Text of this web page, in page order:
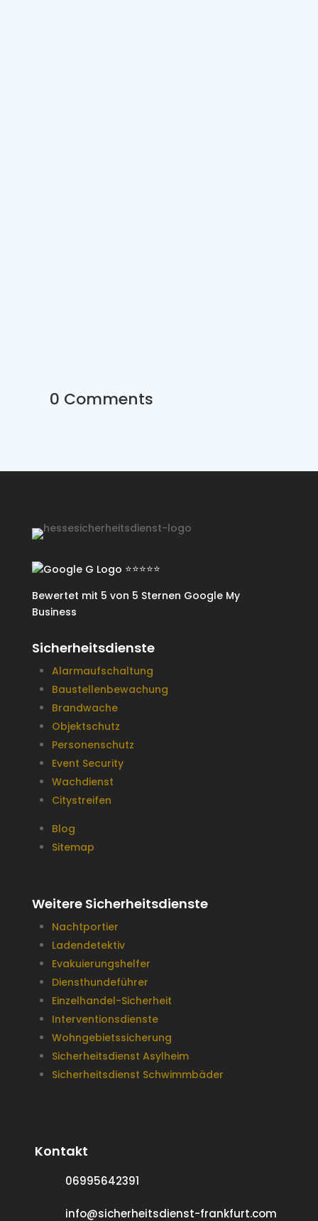
0 Comments
⭐⭐⭐⭐⭐
Bewertet mit 5 von 5 Sternen Google My
Business
Sicherheitsdienste
Alarmaufschaltung
Baustellenbewachung
Brandwache
Objektschutz
Personenschutz
Event Security
Wachdienst
Citystreifen
Blog
Sitemap
Weitere Sicherheitsdienste
Nachtportier
Ladendetektiv
Evakuierungshelfer
Diensthundeführer
Einzelhandel-Sicherheit
Interventionsdienste
Wohngebietssicherung
Sicherheitsdienst Asylheim
Sicherheitsdienst Schwimmbäder
Kontakt
06995642391
info@sicherheitsdienst-frankfurt.com